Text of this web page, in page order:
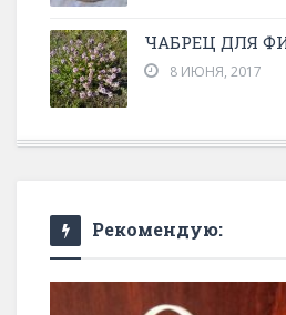
ЧАБРЕЦ ДЛЯ
8 ИЮНЯ, 2017
Рекомендую: